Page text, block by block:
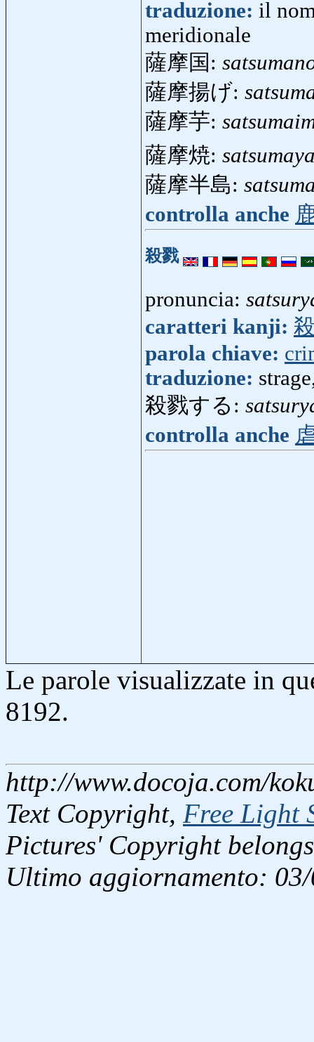
traduzione: il
meridionale
薩摩国:
薩摩揚げ:
薩摩芋:
薩摩焼:
薩摩半島:
controlla anche
殺戮
pronuncia:
caratteri kanji:
parola chiave:
traduzione:
殺戮する:
controlla anche
Le parole visualizzate in
8192.
http://www.docoja.com/
Text Copyright, Free Light
Pictures' Copyright
Ultimo aggiornamento: